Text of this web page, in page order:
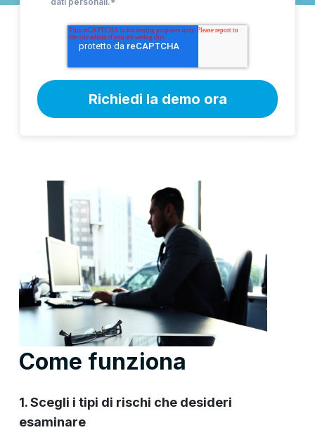
*
Come funziona
1. Scegli i tipi di rischi che desideri
esaminare